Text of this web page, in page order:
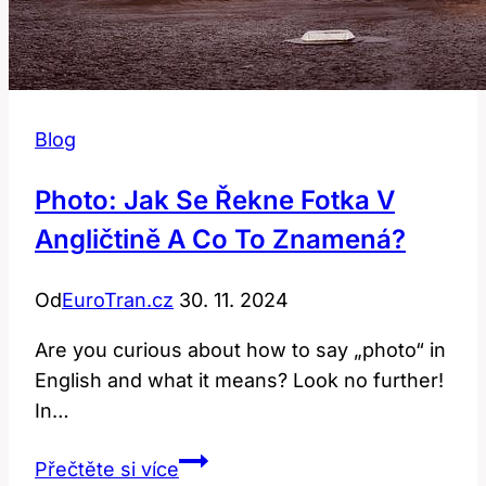
Blog
Photo: Jak Se Řekne Fotka V
Angličtině A Co To Znamená?
OdEuroTran.cz 30. 11. 2024
Are you curious about how to say „photo“ in
English and what it means? Look no further!
In…
Přečtěte si vícePhoto: